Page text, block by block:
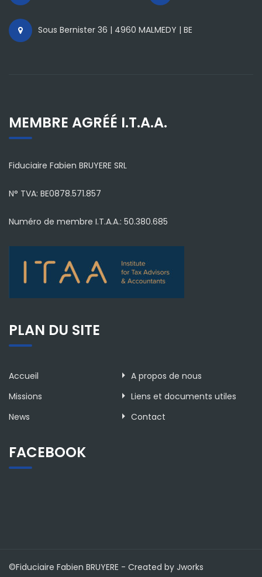
Sous Bernister 36 | 4960 MALMEDY | BE
MEMBRE AGRÉÉ I.T.A.A.
Fiduciaire Fabien BRUYERE SRL
N° TVA: BE0878.571.857
Numéro de membre I.T.A.A.: 50.380.685
PLAN DU SITE
Accueil
A propos de nous
Missions
Liens et documents utiles
News
Contact
FACEBOOK
©Fiduciaire Fabien BRUYERE - Created by Jworks